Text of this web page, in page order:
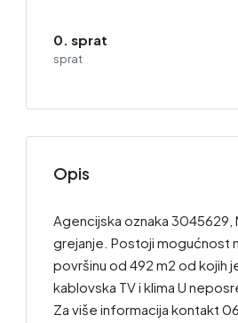
0. sprat
sprat
Opis
Agencijska oznaka 3045629,
grejanje. Postoji mogućnost
površinu od 492 m2 od kojih
kablovska TV i klima U
Za više informacija kontakt